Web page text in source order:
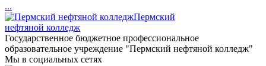
...
Пермский
нефтяной колледж
Государственное бюджетное профессиональное
образовательное учреждение "Пермский нефтяной колледж"
Мы в социальных сетях